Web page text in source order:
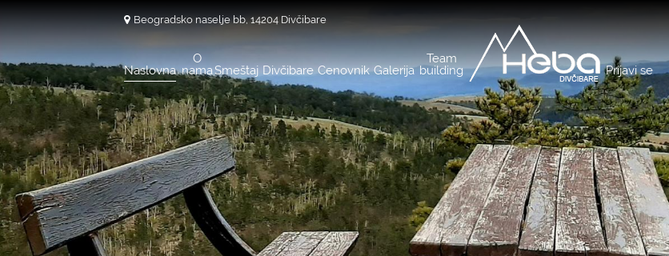
Beogradsko naselje bb, 14204 Divčibare
Naslovna
O
namaSmeštaj Divčibare Cenovnik Galerija
Team
building
Prijavi se